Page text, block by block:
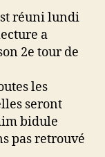
du
photographique
et
comité
de
lecture
pour
« Fenêtres »,
réuni lundi
a
2e tour de
les
seront
bidule
pas retrouvé